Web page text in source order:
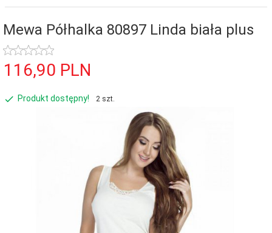
Mewa Półhalka 80897 Linda biała plus
116,90 PLN
Produkt dostępny! 2 szt.